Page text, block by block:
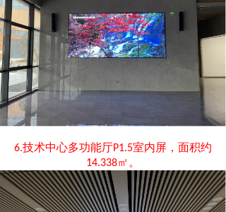
6.技术中心多功能厅P1.5室内屏，面积约
14.338㎡。